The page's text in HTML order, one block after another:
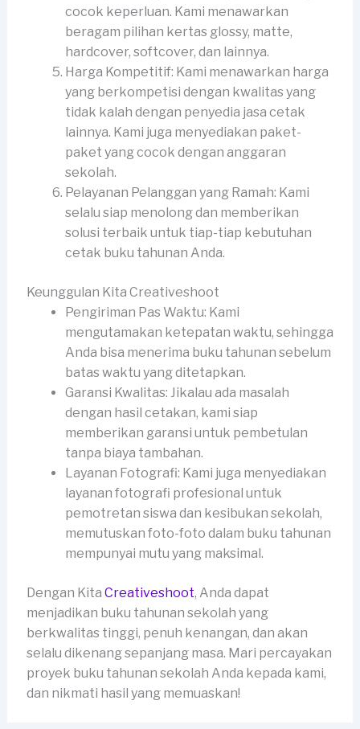
cocok keperluan. Kami menawarkan
beragam pilihan kertas glossy, matte,
hardcover, softcover, dan lainnya.
Harga Kompetitif: Kami menawarkan harga
yang berkompetisi dengan kwalitas yang
tidak kalah dengan penyedia jasa cetak
lainnya. Kami juga menyediakan paket-
paket yang cocok dengan anggaran
sekolah.
Pelayanan Pelanggan yang Ramah: Kami
selalu siap menolong dan memberikan
solusi terbaik untuk tiap-tiap kebutuhan
cetak buku tahunan Anda.
Keunggulan Kita Creativeshoot
Pengiriman Pas Waktu: Kami
mengutamakan ketepatan waktu, sehingga
Anda bisa menerima buku tahunan sebelum
batas waktu yang ditetapkan.
Garansi Kwalitas: Jikalau ada masalah
dengan hasil cetakan, kami siap
memberikan garansi untuk pembetulan
tanpa biaya tambahan.
Layanan Fotografi: Kami juga menyediakan
layanan fotografi profesional untuk
pemotretan siswa dan kesibukan sekolah,
memutuskan foto-foto dalam buku tahunan
mempunyai mutu yang maksimal.
Dengan Kita Creativeshoot, Anda dapat
menjadikan buku tahunan sekolah yang
berkwalitas tinggi, penuh kenangan, dan akan
selalu dikenang sepanjang masa. Mari percayakan
proyek buku tahunan sekolah Anda kepada kami,
dan nikmati hasil yang memuaskan!